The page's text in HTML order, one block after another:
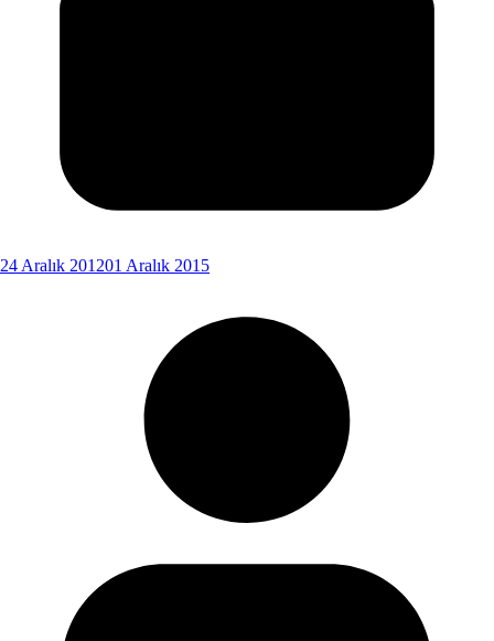
24 Aralık 201201 Aralık 2015